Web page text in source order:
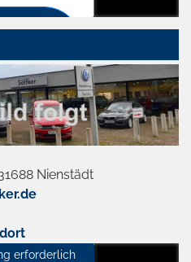
Nienstädt
erforderlich